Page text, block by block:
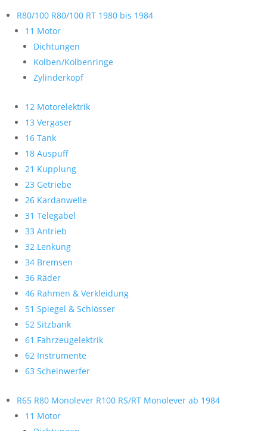
R80/100 R80/100 RT 1980 bis 1984
11 Motor
Dichtungen
Kolben/Kolbenringe
Zylinderkopf
12 Motorelektrik
13 Vergaser
16 Tank
18 Auspuff
21 Kupplung
23 Getriebe
26 Kardanwelle
31 Telegabel
33 Antrieb
32 Lenkung
34 Bremsen
36 Räder
46 Rahmen & Verkleidung
51 Spiegel & Schlösser
52 Sitzbank
61 Fahrzeugelektrik
62 Instrumente
63 Scheinwerfer
R65 R80 Monolever R100 RS/RT Monolever ab 1984
11 Motor